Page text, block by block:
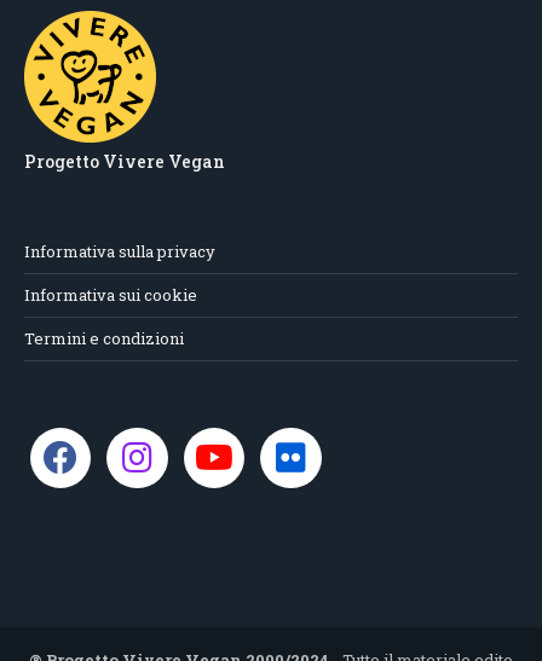
Progetto Vivere Vegan
Informativa sulla privacy
Informativa sui cookie
Termini e condizioni